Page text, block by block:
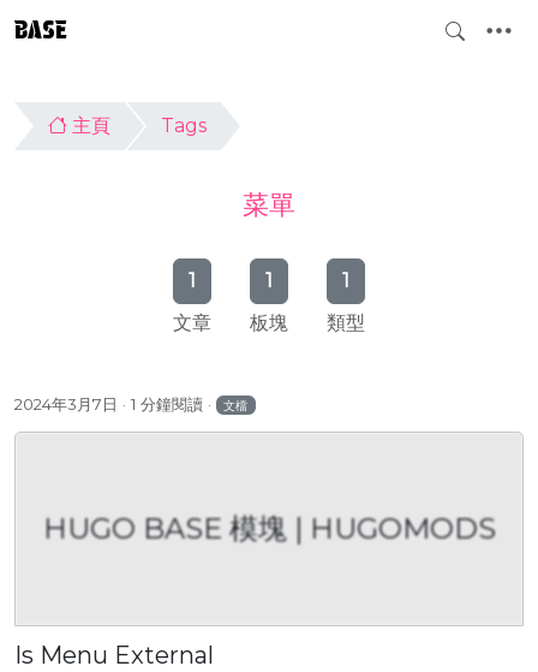
BASE
主頁 Tags
菜單
1
文章
1
板塊
1
類型
2024年3月7日 1 分鐘閱讀 文檔
HUGO BASE 模塊 | HUGOMODS
Is Menu External